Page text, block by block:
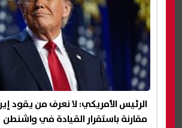
الرئيس الأمريكي: لا نعرف من يقود
مقارنة باستقرار القيادة في واشنطن